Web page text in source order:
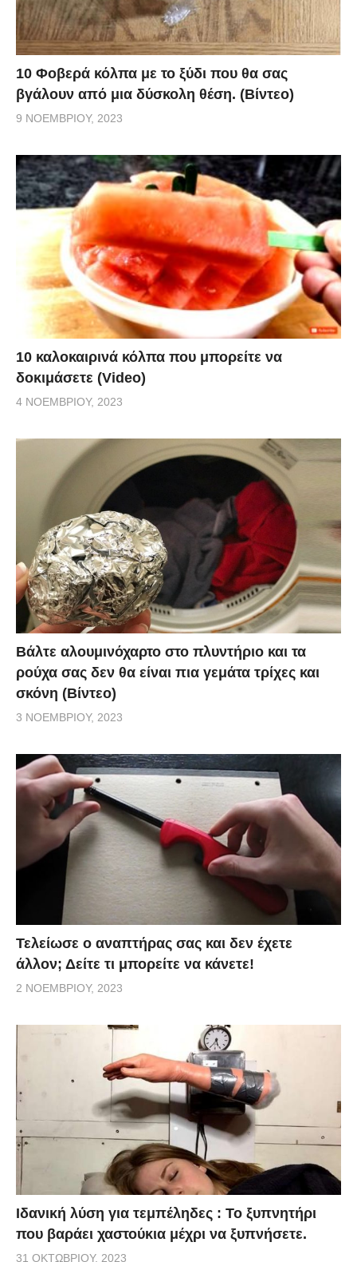
10 Φοβερά κόλπα με το ξύδι που θα σας
βγάλουν από μια δύσκολη θέση. (Βίντεο)
9 ΝΟΕΜΒΡΊΟΥ, 2023
10 καλοκαιρινά κόλπα που μπορείτε να
δοκιμάσετε (Video)
4 ΝΟΕΜΒΡΊΟΥ, 2023
Βάλτε αλουμινόχαρτο στο πλυντήριο και τα
ρούχα σας δεν θα είναι πια γεμάτα τρίχες και
σκόνη (Βίντεο)
3 ΝΟΕΜΒΡΊΟΥ, 2023
Τελείωσε ο αναπτήρας σας και δεν έχετε
άλλον; Δείτε τι μπορείτε να κάνετε!
2 ΝΟΕΜΒΡΊΟΥ, 2023
Ιδανική λύση για τεμπέληδες : Το ξυπνητήρι
που βαράει χαστούκια μέχρι να ξυπνήσετε.
31 ΟΚΤΩΒΡΊΟΥ, 2023